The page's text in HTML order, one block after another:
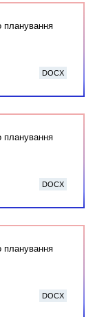
планування
DOCX
планування
DOCX
планування
DOCX